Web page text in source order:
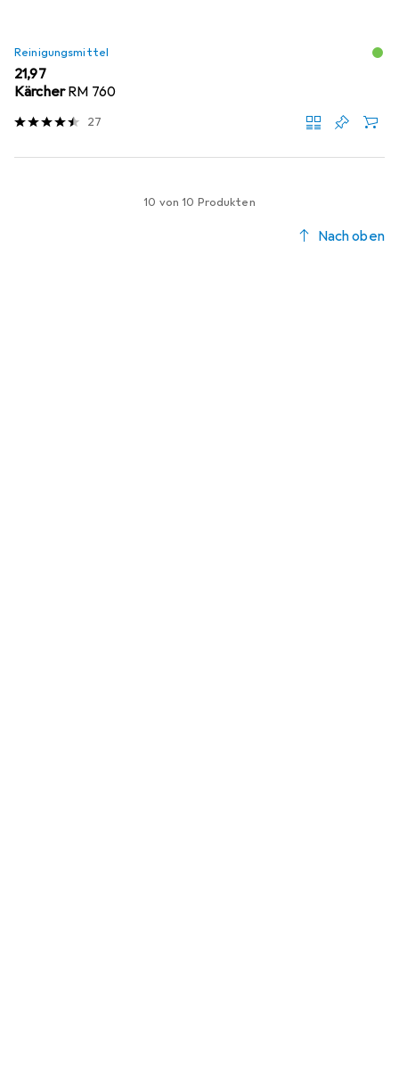
Reinigungsmittel
EUR
21,97
KärcherRM 760
27
10 von 10 Produkten
Nach oben